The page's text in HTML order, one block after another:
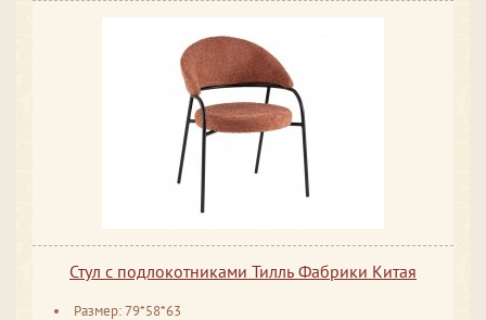
Стул с подлокотниками Тилль Фабрики Китая
Размер: 79*58*63